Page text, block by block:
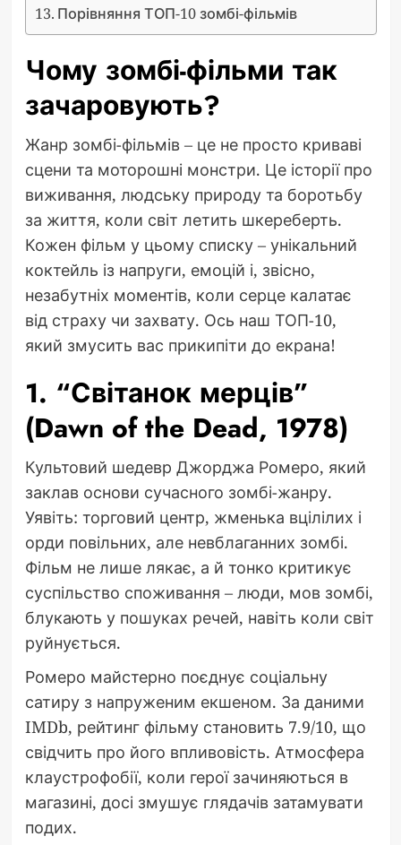
Порівняння ТОП-10 зомбі-фільмів
Чому зомбі-фільми так
зачаровують?
Жанр зомбі-фільмів – це не просто криваві
сцени та моторошні монстри. Це історії про
виживання, людську природу та боротьбу
за життя, коли світ летить шкереберть.
Кожен фільм у цьому списку – унікальний
коктейль із напруги, емоцій і, звісно,
незабутніх моментів, коли серце калатає
від страху чи захвату. Ось наш ТОП-10,
який змусить вас прикипіти до екрана!
1. “Світанок мерців”
(Dawn of the Dead, 1978)
Культовий шедевр Джорджа Ромеро, який
заклав основи сучасного зомбі-жанру.
Уявіть: торговий центр, жменька вцілілих і
орди повільних, але невблаганних зомбі.
Фільм не лише лякає, а й тонко критикує
суспільство споживання – люди, мов зомбі,
блукають у пошуках речей, навіть коли світ
руйнується.
Ромеро майстерно поєднує соціальну
сатиру з напруженим екшеном. За даними
IMDb, рейтинг фільму становить 7.9/10, що
свідчить про його впливовість. Атмосфера
клаустрофобії, коли герої зачиняються в
магазині, досі змушує глядачів затамувати
подих.